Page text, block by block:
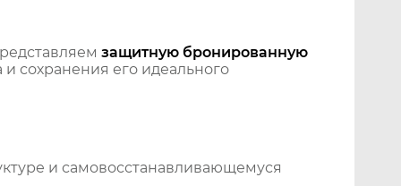
защитную бронированную
сохранения его идеального
и самовосстанавливающемуся